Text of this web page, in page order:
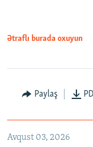
Ətraflı burada oxuyun
Paylaş
Avqust 03, 2026